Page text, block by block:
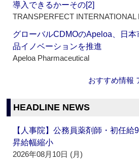
導入できるかーその[2]
TRANSPERFECT INTERNATIONAL
グローバルCDMOのApeloa、日
品イノベーションを推進
Apeloa Pharmaceutical
おすすめ情報
HEADLINE NEWS
【人事院】公務員薬剤師・初任給
昇給幅縮小
2026年08月10日 (月)